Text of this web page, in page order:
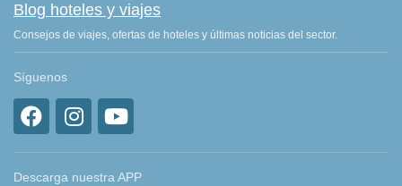
Blog hoteles y viajes
Consejos de viajes, ofertas de hoteles y últimas noticias del sector.
Síguenos
Descarga nuestra APP